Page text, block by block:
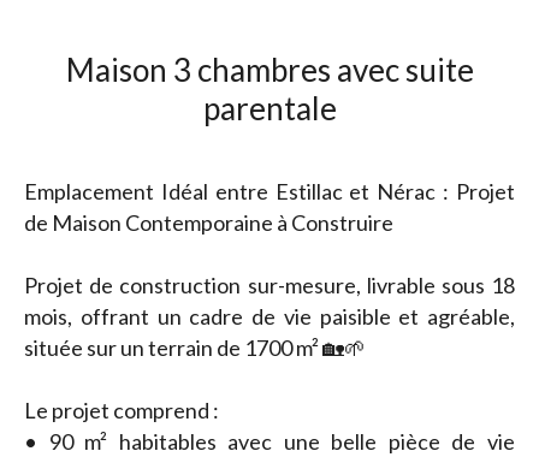
Maison 3 chambres avec suite
parentale
Emplacement Idéal entre Estillac et Nérac : Projet
de Maison Contemporaine à Construire
Projet de construction sur-mesure, livrable sous 18
mois, offrant un cadre de vie paisible et agréable,
située sur un terrain de 1700 m² 🏡🌱
Le projet comprend :
• 90 m² habitables avec une belle pièce de vie